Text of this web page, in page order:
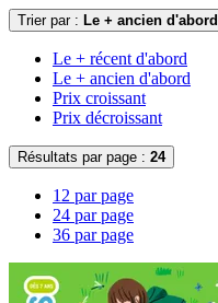
Trier par : Le + ancien d'abord
Le + récent d'abord
Le + ancien d'abord
Prix croissant
Prix décroissant
Résultats par page : 24
12 par page
24 par page
36 par page